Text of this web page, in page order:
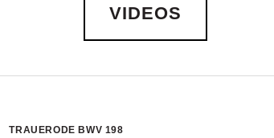
VIDEOS
TRAUERODE BWV 198